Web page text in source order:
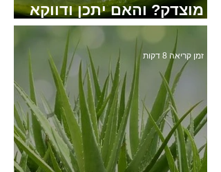
העלה הירוק שעולם המדע
מסתייג ממנו -האם זה
מוצדק? והאם יתכן ודווקא
הוא הינו אמצעי לריפוי?
זמן קריאה 8 דקות